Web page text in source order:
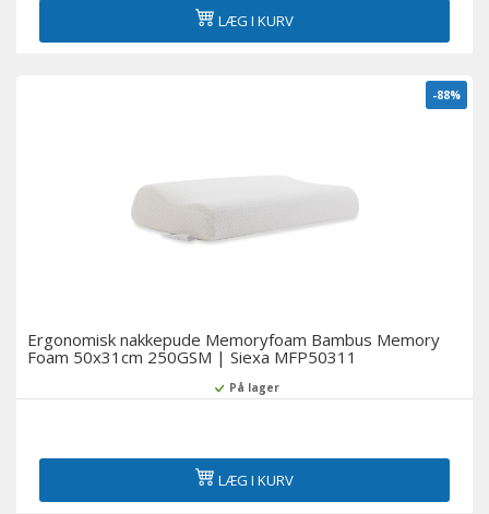
LÆG I KURV
-88%
Ergonomisk nakkepude Memoryfoam Bambus Memory
Foam 50x31cm 250GSM | Siexa MFP50311
På lager
LÆG I KURV